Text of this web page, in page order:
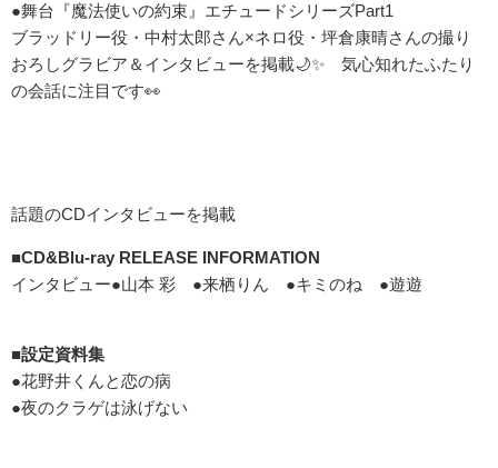
●舞台『魔法使いの約束』エチュードシリーズPart1
ブラッドリー役・中村太郎さん×ネロ役・坪倉康晴さんの撮り
おろしグラビア＆インタビューを掲載🌙✨ 気心知れたふたり
の会話に注目です👀
話題のCDインタビューを掲載
■CD&Blu-ray RELEASE INFORMATION
インタビュー●山本 彩 ●来栖りん ●キミのね ●遊遊
■設定資料集
●花野井くんと恋の病
●夜のクラゲは泳げない